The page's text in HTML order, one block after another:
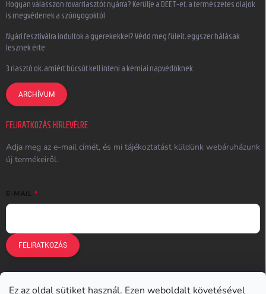
Ez az oldal sütiket használ. Ezen weboldalt követésével
Hogyan válasszon rovarriasztót nyárra? Kerülje a DEET-et, a természetes olajok
is megvédenek a szúnyogoktól
Nyári fesztiválra indultok a gyerekekkel? Védd meg füleit, egyszer hálásak
lesznek érte
3 riasztó ok, amiért búcsút kell inteni a kémiai napvédőknek
ARCHÍVUM
FELIRATKOZÁS HÍRLEVÉLRE
Adja meg az e-mail címét, és mi tájékoztatást küldünk webáruházunk
új termékeiről.
E-MAIL
FELIRATKOZÁS